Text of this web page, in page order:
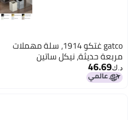
gatco غتكو 1914، سلة مهملات
مربعة حديثة، نيكل ساتين
د.ك‏46.69